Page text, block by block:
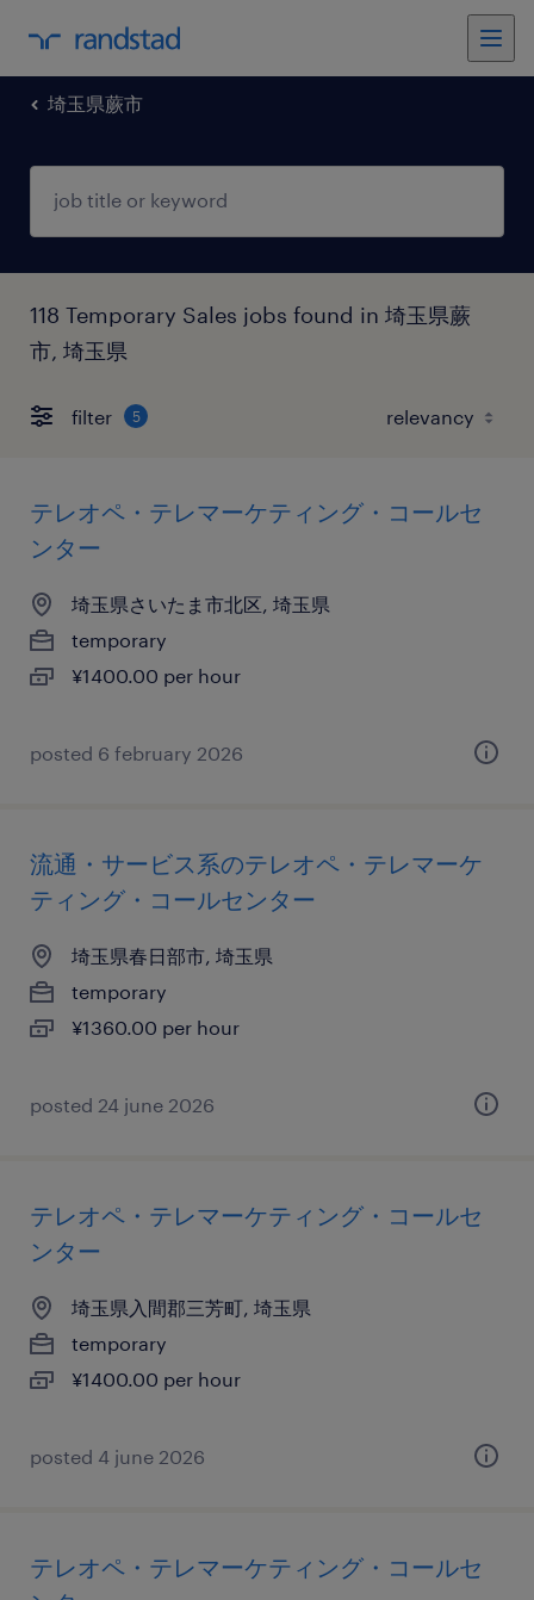
埼玉県蕨市
118 Temporary Sales jobs found in 埼玉県蕨
市, 埼玉県
filter 5
テレオペ・テレマーケティング・コールセ
ンター
埼玉県さいたま市北区, 埼玉県
temporary
¥1400.00 per hour
posted 6 february 2026
流通・サービス系のテレオペ・テレマーケ
ティング・コールセンター
埼玉県春日部市, 埼玉県
temporary
¥1360.00 per hour
posted 24 june 2026
テレオペ・テレマーケティング・コールセ
ンター
埼玉県入間郡三芳町, 埼玉県
temporary
¥1400.00 per hour
posted 4 june 2026
テレオペ・テレマーケティング・コールセ